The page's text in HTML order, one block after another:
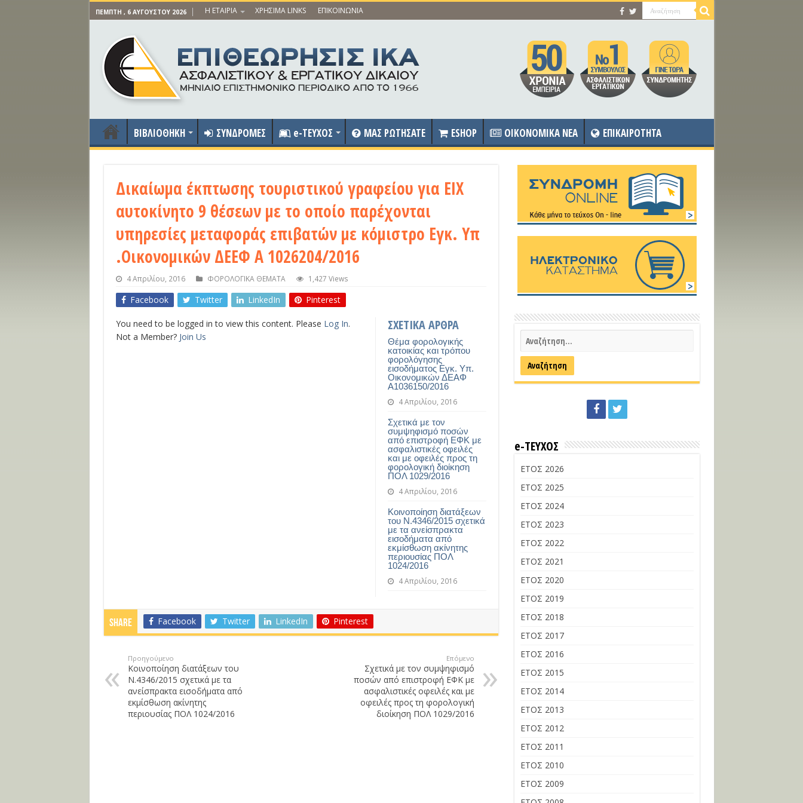
ΠΈΜΠΤΗ , 6 ΑΥΓΟΎΣΤΟΥ 2026 Η ΕΤΑΙΡΙΑ ΧΡΗΣΙΜΑ LINKS ΕΠΙΚΟΙΝΩΝΙΑ
ΒΙΒΛΙΟΘΗΚΗ ΣΥΝΔΡΟΜΕΣ e-ΤΕΥΧΟΣ ΜΑΣ ΡΩΤΗΣΑΤΕ ESHOP OIKONOMIKA NEA ΕΠΙΚΑΙΡΟΤΗΤΑ
Δικαίωμα έκπτωσης τουριστικού γραφείου για ΕΙΧ
αυτοκίνητο 9 θέσεων με το οποίο παρέχονται
υπηρεσίες μεταφοράς επιβατών με κόμιστρο Εγκ. Υπ
.Οικονομικών ΔΕΕΦ Α 1026204/2016
4 Απριλίου, 2016 ΦΟΡΟΛΟΓΙΚΑ ΘΕΜΑΤΑ 1,427 Views
Facebook Twitter LinkedIn Pinterest
ΣΧΕΤΙΚΑ ΑΡΘΡΑ
Θέμα φορολογικής
κατοικίας και τρόπου
φορολόγησης
εισοδήματος Εγκ. Υπ.
Οικονομικών ΔΕΑΦ
Α1036150/2016
4 Απριλίου, 2016
Σχετικά με τον
συμψηφισμό ποσών
από επιστροφή ΕΦΚ με
ασφαλιστικές οφειλές
και με οφειλές προς τη
φορολογική διοίκηση
ΠΟΛ 1029/2016
4 Απριλίου, 2016
Κοινοποίηση διατάξεων
του Ν.4346/2015 σχετικά
με τα ανείσπρακτα
εισοδήματα από
εκμίσθωση ακίνητης
περιουσίας ΠΟΛ
1024/2016
4 Απριλίου, 2016
You need to be logged in to view this content. Please Log In.
Not a Member? Join Us
Share Facebook Twitter LinkedIn Pinterest
Προηγούμενο
Κοινοποίηση διατάξεων του
Ν.4346/2015 σχετικά με τα
ανείσπρακτα εισοδήματα από
εκμίσθωση ακίνητης
περιουσίας ΠΟΛ 1024/2016
Επόμενο
Σχετικά με τον συμψηφισμό
ποσών από επιστροφή ΕΦΚ με
ασφαλιστικές οφειλές και με
οφειλές προς τη φορολογική
διοίκηση ΠΟΛ 1029/2016
e-ΤΕΥΧΟΣ
ΕΤΟΣ 2026
ΕΤΟΣ 2025
ΕΤΟΣ 2024
ΕΤΟΣ 2023
ΕΤΟΣ 2022
ΕΤΟΣ 2021
ΕΤΟΣ 2020
ΕΤΟΣ 2019
ΕΤΟΣ 2018
ΕΤΟΣ 2017
ΕΤΟΣ 2016
ΕΤΟΣ 2015
ΕΤΟΣ 2014
ΕΤΟΣ 2013
ΕΤΟΣ 2012
ΕΤΟΣ 2011
ΕΤΟΣ 2010
ΕΤΟΣ 2009